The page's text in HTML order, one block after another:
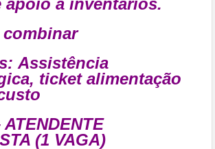
apoio a inventários.
Assistência
ticket alimentação
ATENDENTE
(1 VAGA)